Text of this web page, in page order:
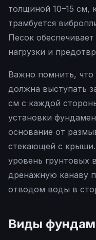
толщиной 10–15 см,
трамбуется
Песок
нагрузки и
Важно помнить, что
должна выступать
см с каждой
установки
основание от
стекающей с крыши.
уровень грунтовых
дренажную канаву
отводом воды в
Виды